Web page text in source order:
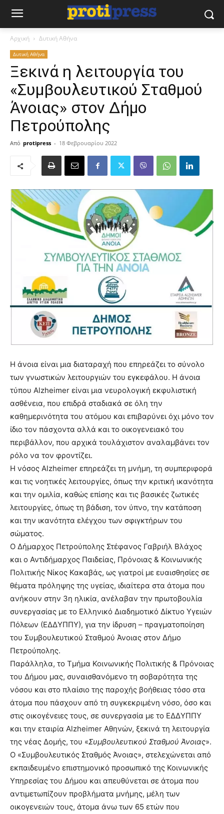
Αρχική Δυτική Αθήνα
Δυτική Αθήνα
Ξεκινά η λειτουργία του
«Συμβουλευτικού Σταθμού
Άνοιας» στον Δήμο
Πετρούπολης
Από protipress - 18 Φεβρουαρίου 2022
Η άνοια είναι μια διαταραχή που επηρεάζει το σύνολο
των γνωστικών λειτουργιών του εγκεφάλου. Η άνοια
τύπου Alzheimer είναι μια νευρολογική εκφυλιστική
ασθένεια, που επιδρά σταδιακά σε όλη την
καθημερινότητα του ατόμου και επιβαρύνει όχι μόνο τον
ίδιο τον πάσχοντα αλλά και το οικογενειακό του
περιβάλλον, που αρχικά τουλάχιστον αναλαμβάνει τον
ρόλο να τον φροντίζει.
Η νόσος Alzheimer επηρεάζει τη μνήμη, τη συμπεριφορά
και τις νοητικές λειτουργίες, όπως την κριτική ικανότητα
και την ομιλία, καθώς επίσης και τις βασικές ζωτικές
λειτουργίες, όπως τη βάδιση, τον ύπνο, την κατάποση
και την ικανότητα ελέγχου των σφιγκτήρων του
σώματος.
O Δήμαρχος Πετρούπολης Στέφανος Γαβριήλ Βλάχος
και ο Αντιδήμαρχος Παιδείας, Πρόνοιας & Κοινωνικής
Πολιτικής Νίκος Κακαβάς, ως γιατροί με ευαισθησίες σε
θέματα πρόληψης της υγείας, ιδιαίτερα στα άτομα που
ανήκουν στην 3η ηλικία, ανέλαβαν την πρωτοβουλία
συνεργασίας με το Ελληνικό Διαδημοτικό Δίκτυο Υγειών
Πόλεων (ΕΔΔΥΠΠΥ), για την ίδρυση – πραγματοποίηση
του Συμβουλευτικού Σταθμού Άνοιας στον Δήμο
Πετρούπολης.
Παράλληλα, το Τμήμα Κοινωνικής Πολιτικής & Πρόνοιας
του Δήμου μας, συναισθανόμενο τη σοβαρότητα της
νόσου και στο πλαίσιο της παροχής βοήθειας τόσο στα
άτομα που πάσχουν από τη συγκεκριμένη νόσο, όσο και
στις οικογένειες τους, σε συνεργασία με το ΕΔΔΥΠΠΥ
και την εταιρία Alzheimer Αθηνών, ξεκινά τη λειτουργία
της νέας Δομής, του «Συμβουλευτικού Σταθμού Άνοιας».
Ο «Συμβουλευτικός Σταθμός Άνοιας», στελεχώνεται από
εκπαιδευμένο επιστημονικό προσωπικό της Κοινωνικής
Υπηρεσίας του Δήμου και απευθύνεται σε άτομα που
αντιμετωπίζουν προβλήματα μνήμης, μέλη των
οικογενειών τους, άτομα άνω των 65 ετών που